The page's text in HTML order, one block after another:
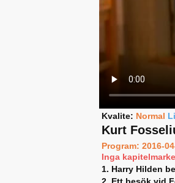
Kvalite: Normal
Kurt
Program: 2016-
Inga
1. Harry Hilden